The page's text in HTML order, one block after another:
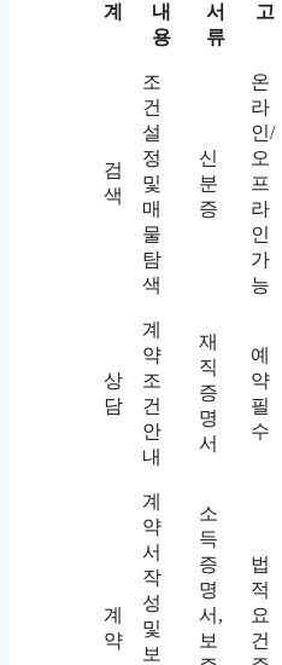
계
내
용
서
류
고
검
색
조
건
설
정
및
매
물
탐
색
신
분
증
온
라
인/
오
프
라
인
가
능
상
담
계
약
조
건
안
내
재
직
증
명
서
예
약
필
수
계
약
계
약
서
작
성
및
보
소
득
증
명
서,
보
법
적
요
건